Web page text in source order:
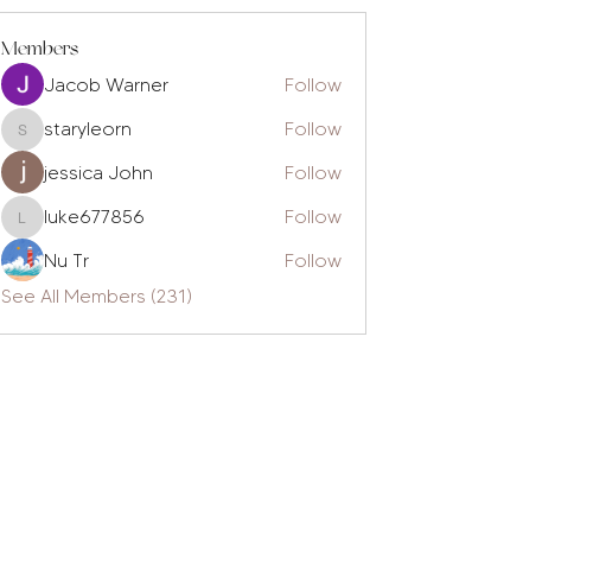
Members
Jacob Warner Follow
staryleorn
staryleorn
Follow
jessica John
Follow
luke677856
luke677856
Follow
Nu Tr
Follow
See All Members (231)